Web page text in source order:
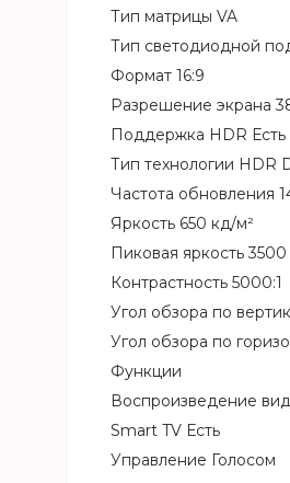
Тип матрицы VA
Тип светодиодной
Формат 16:9
Разрешение экрана
Поддержка HDR Есть
Тип технологии HDR
Частота обновления
Яркость 650 кд/м²
Пиковая яркость
Контрастность 5000:1
Угол обзора по
Угол обзора по
Функции
Воспроизведение
Smart TV Есть
Управление Голосом